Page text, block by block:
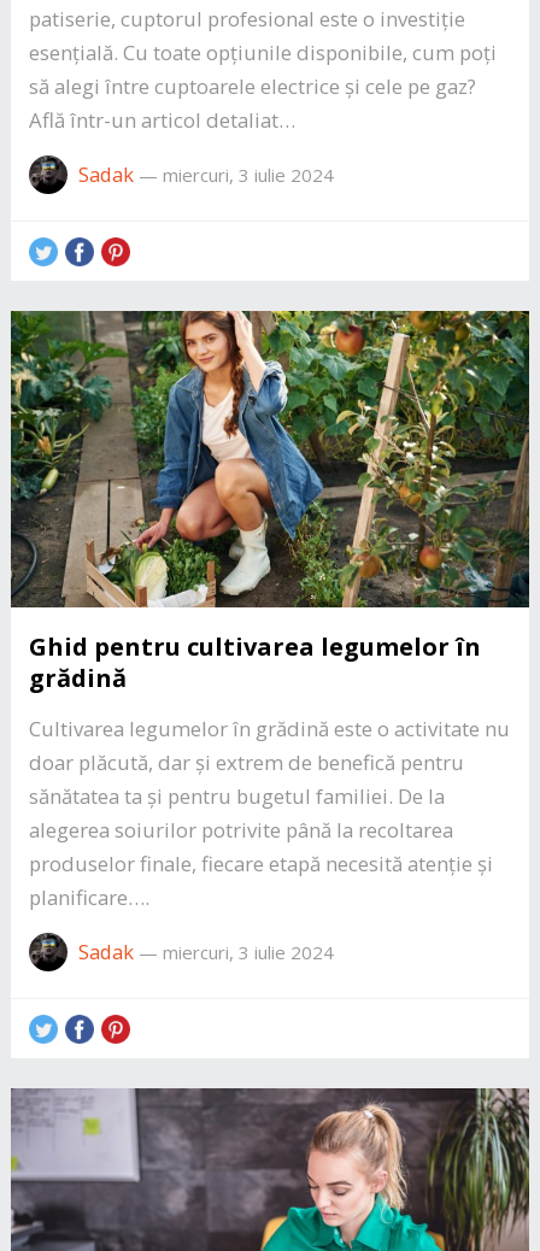
patiserie, cuptorul profesional este o investiție
esențială. Cu toate opțiunile disponibile, cum poți
să alegi între cuptoarele electrice și cele pe gaz?
Află într-un articol detaliat…
Sadak— miercuri, 3 iulie 2024
Ghid pentru cultivarea legumelor în
grădină
Cultivarea legumelor în grădină este o activitate nu
doar plăcută, dar și extrem de benefică pentru
sănătatea ta și pentru bugetul familiei. De la
alegerea soiurilor potrivite până la recoltarea
produselor finale, fiecare etapă necesită atenție și
planificare….
Sadak— miercuri, 3 iulie 2024